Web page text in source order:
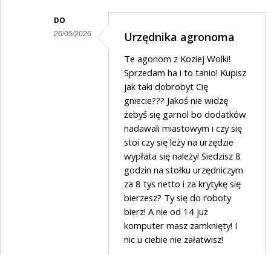
DO
26/05/2026 Urzędnika agronoma
Te agonom z Koziej Wolki!
Sprzedam ha i to tanio! Kupisz
jak taki dobrobyt Cię
gniecie??? Jakoś nie widzę
żebyś się garnol bo dodatków
nadawali miastowym i czy się
stoi czy się leży na urzędzie
wypłata się należy! Siedzisz 8
godzin na stołku urzędniczym
za 8 tys netto i za krytykę się
bierzesz? Ty się do roboty
bierz! A nie od 14 już
komputer masz zamknięty! I
nic u ciebie nie załatwisz!